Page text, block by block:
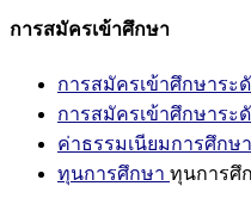
การสมัครเข้าศึกษา
การสมัครเข้าศึกษาร
การสมัครเข้าศึกษาร
ค่าธรรมเนียมการศึกษา
ทุนการศึกษา ทุนการศึ